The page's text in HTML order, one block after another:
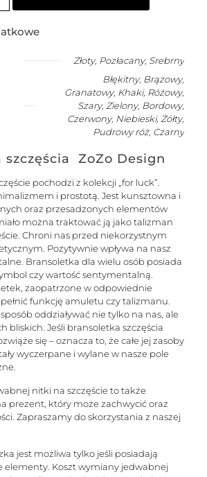
Złoty, Pozłacany, Srebrny
Błękitny, Brązowy,
Granatowy, Khaki, Różowy,
Szary, Zielony, Bordowy,
Czerwony, Niebieski, Żółty,
Pudrowy róż, Czarny
szczęścia ZoZo Design
pochodzi z kolekcji „for luck”.
i prostotą. Jest kunsztowna i
oraz przesadzonych elementów
można traktować ją jako talizman
Chroni nas przed niekorzystnym
Pozytywnie wpływa na nasz
Bransoletka dla wielu osób posiada
czy wartość sentymentalną.
zaopatrzone w odpowiednie
funkcję amuletu czy talizmanu.
oddziaływać nie tylko na nas, ale
bliskich. Jeśli bransoletka szczęścia
się – oznacza to, że całe jej zasoby
wyczerpane i wylane w nasze pole
nitki na szczęście to także
prezent, który może zachwycić oraz
Zapraszamy do skorzystania z naszej
jest możliwa tylko jeśli posiadają
elementy. Koszt wymiany jedwabnej